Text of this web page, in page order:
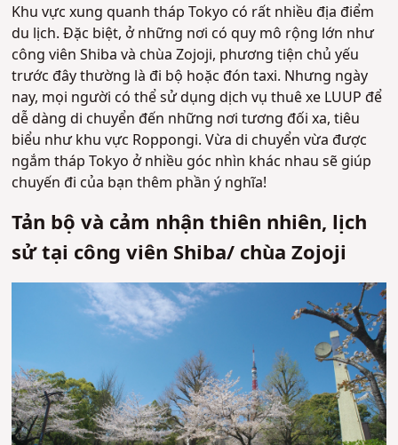
Khu vực xung quanh tháp Tokyo có rất nhiều địa điểm
du lịch. Đặc biệt, ở những nơi có quy mô rộng lớn như
công viên Shiba và chùa Zojoji, phương tiện chủ yếu
trước đây thường là đi bộ hoặc đón taxi. Nhưng ngày
nay, mọi người có thể sử dụng dịch vụ thuê xe LUUP để
dễ dàng di chuyển đến những nơi tương đối xa, tiêu
biểu như khu vực Roppongi. Vừa di chuyển vừa được
ngắm tháp Tokyo ở nhiều góc nhìn khác nhau sẽ giúp
chuyến đi của bạn thêm phần ý nghĩa!
Tản bộ và cảm nhận thiên nhiên, lịch
sử tại công viên Shiba/ chùa Zojoji